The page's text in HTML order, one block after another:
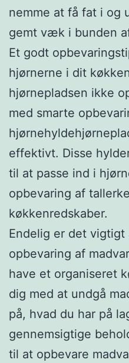
nemme at få fat i og
gemt væk i bunden
Et godt
hjørnerne i dit
hjørnepladsen ikke
med smarte
effektivt. Disse
til at passe ind i
opbevaring af
køkkenredskaber.
Endelig er det
opbevaring af
have et organiseret
dig med at undgå
på, hvad du har på
gennemsigtige
til at opbevare